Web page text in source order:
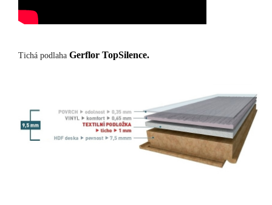
Tichá podlaha Gerflor TopSilence.